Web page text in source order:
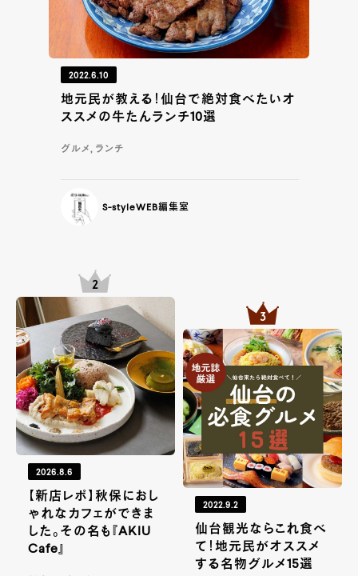
2022.6.10
地元民が教える！仙台で絶対食べたいオ
ススメの牛たんランチ10選
グルメ, ランチ
S-styleWEB編集室
2026.8.6
【新店レポ】秋保におし
ゃれなカフェができま
した。その名も『AKIU
Cafe』
2022.9.2
仙台観光ならこれ食べ
て！地元民がオススメ
する名物グルメ15選